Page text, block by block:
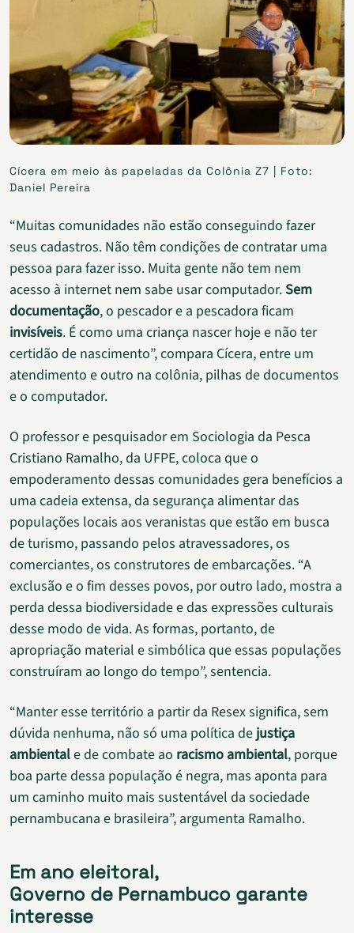
Cícera em meio às papeladas da Colônia Z7 | Foto:
Daniel Pereira
“Muitas comunidades não estão conseguindo fazer
seus cadastros. Não têm condições de contratar uma
pessoa para fazer isso. Muita gente não tem nem
acesso à internet nem sabe usar computador. Sem
documentação, o pescador e a pescadora ficam
invisíveis. É como uma criança nascer hoje e não ter
certidão de nascimento”, compara Cícera, entre um
atendimento e outro na colônia, pilhas de documentos
e o computador.
O professor e pesquisador em Sociologia da Pesca
Cristiano Ramalho, da UFPE, coloca que o
empoderamento dessas comunidades gera benefícios a
uma cadeia extensa, da segurança alimentar das
populações locais aos veranistas que estão em busca
de turismo, passando pelos atravessadores, os
comerciantes, os construtores de embarcações. “A
exclusão e o fim desses povos, por outro lado, mostra a
perda dessa biodiversidade e das expressões culturais
desse modo de vida. As formas, portanto, de
apropriação material e simbólica que essas populações
construíram ao longo do tempo”, sentencia.
“Manter esse território a partir da Resex significa, sem
dúvida nenhuma, não só uma política de justiça
ambientale de combate ao racismo ambiental, porque
boa parte dessa população é negra, mas aponta para
um caminho muito mais sustentável da sociedade
pernambucana e brasileira”, argumenta Ramalho.
Em ano eleitoral,
Governo de Pernambuco garante
interesse